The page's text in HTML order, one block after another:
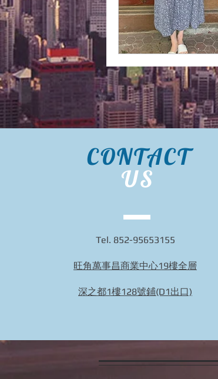
CONTACT
US
Tel. 852-95653155
旺角萬事昌商業中心19樓全層
深之都1樓128號鋪(D1出口)